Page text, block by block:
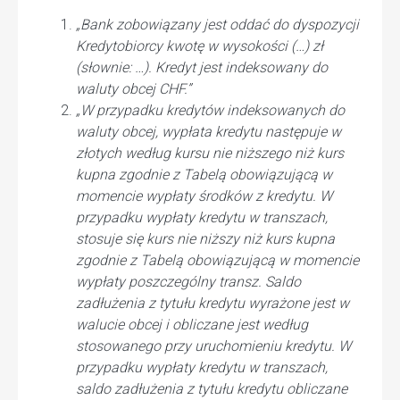
„Bank zobowiązany jest oddać do dyspozycji
Kredytobiorcy kwotę w wysokości (…) zł
(słownie: …). Kredyt jest indeksowany do
waluty obcej CHF.”
„W przypadku kredytów indeksowanych do
waluty obcej, wypłata kredytu następuje w
złotych według kursu nie niższego niż kurs
kupna zgodnie z Tabelą obowiązującą w
momencie wypłaty środków z kredytu. W
przypadku wypłaty kredytu w transzach,
stosuje się kurs nie niższy niż kurs kupna
zgodnie z Tabelą obowiązującą w momencie
wypłaty poszczególny transz. Saldo
zadłużenia z tytułu kredytu wyrażone jest w
walucie obcej i obliczane jest według
stosowanego przy uruchomieniu kredytu. W
przypadku wypłaty kredytu w transzach,
saldo zadłużenia z tytułu kredytu obliczane